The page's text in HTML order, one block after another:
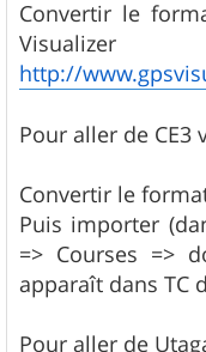
Convertir le
Visualizer
http://
Pour aller de CE3
Convertir le format
Puis importer
=> Courses =>
apparaît dans TC
Pour aller de